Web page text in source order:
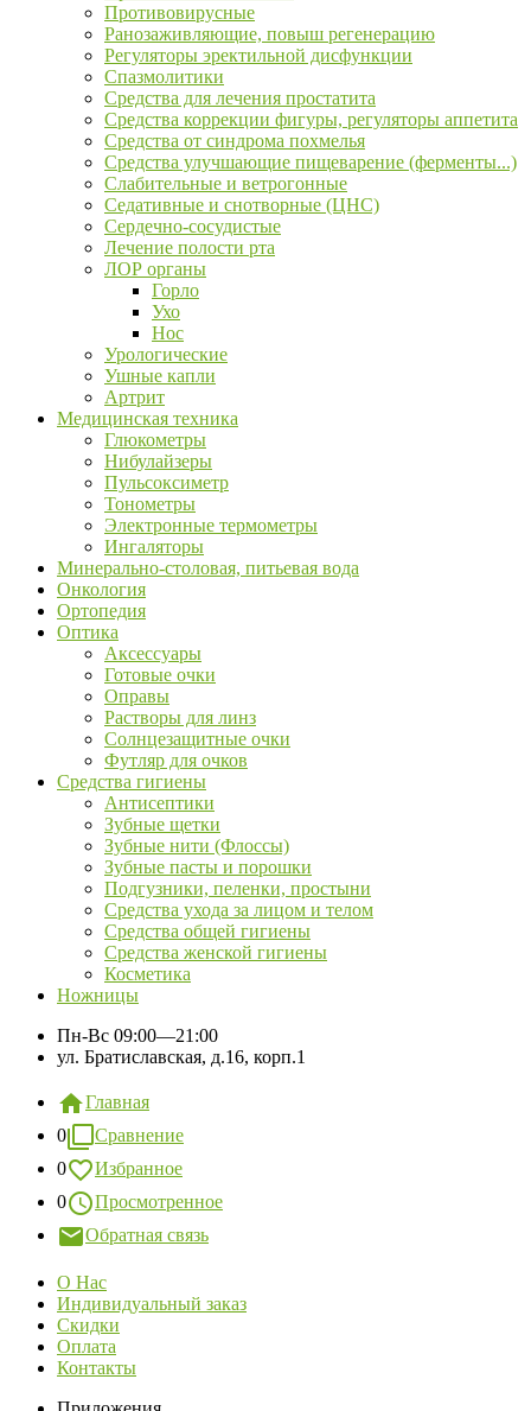
Противовирусные
Ранозаживляющие, повыш регенерацию
Регуляторы эректильной дисфункции
Спазмолитики
Средства для лечения простатита
Средства коррекции фигуры, регуляторы аппетита
Средства от синдрома похмелья
Средства улучшающие пищеварение (ферменты...)
Слабительные и ветрогонные
Седативные и снотворные (ЦНС)
Сердечно-сосудистые
Лечение полости рта
ЛОР органы
Горло
Ухо
Нос
Урологические
Ушные капли
Артрит
Медицинская техника
Глюкометры
Нибулайзеры
Пульсоксиметр
Тонометры
Электронные термометры
Ингаляторы
Минерально-столовая, питьевая вода
Онкология
Ортопедия
Оптика
Аксессуары
Готовые очки
Оправы
Растворы для линз
Солнцезащитные очки
Футляр для очков
Средства гигиены
Антисептики
Зубные щетки
Зубные нити (Флоссы)
Зубные пасты и порошки
Подгузники, пеленки, простыни
Средства ухода за лицом и телом
Средства общей гигиены
Средства женской гигиены
Косметика
Ножницы
Пн-Вс 09:00—21:00
ул. Братиславская, д.16, корп.1
Главная
0
Сравнение
0
Избранное
0
Просмотренное
Обратная связь
О Нас
Индивидуальный заказ
Скидки
Оплата
Контакты